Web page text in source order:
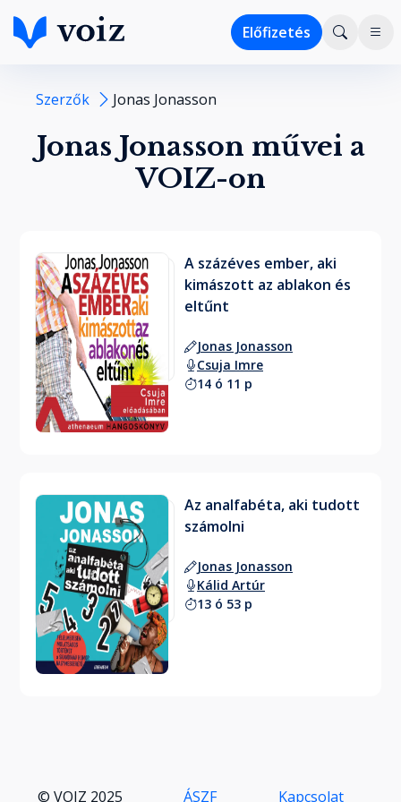
Előfizetés
Szerzők Jonas Jonasson
Jonas Jonasson művei a
VOIZ-on
A százéves ember, aki
kimászott az ablakon és
eltűnt
Jonas Jonasson
Csuja Imre
14 ó 11 p
Az analfabéta, aki tudott
számolni
Jonas Jonasson
Kálid Artúr
13 ó 53 p
© VOIZ 2025 ÁSZF Kapcsolat